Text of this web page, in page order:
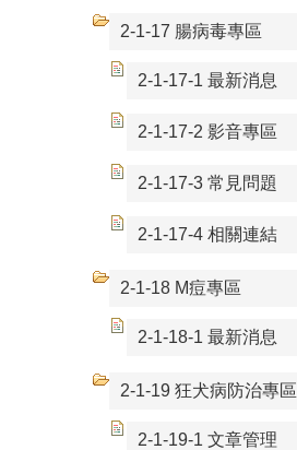
2-1-17 腸病毒專區
2-1-17-1 最新消息
2-1-17-2 影音專區
2-1-17-3 常見問題
2-1-17-4 相關連結
2-1-18 M痘專區
2-1-18-1 最新消息
2-1-19 狂犬病防治專區
2-1-19-1 文章管理